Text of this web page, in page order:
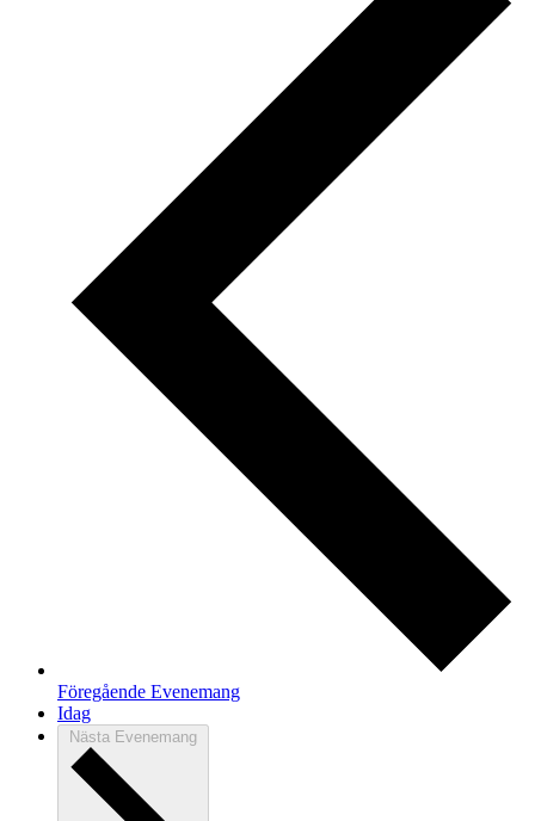
Föregående Evenemang
Idag
Nästa Evenemang